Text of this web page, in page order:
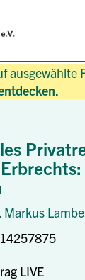
ausgewählte
Markus
LIVE